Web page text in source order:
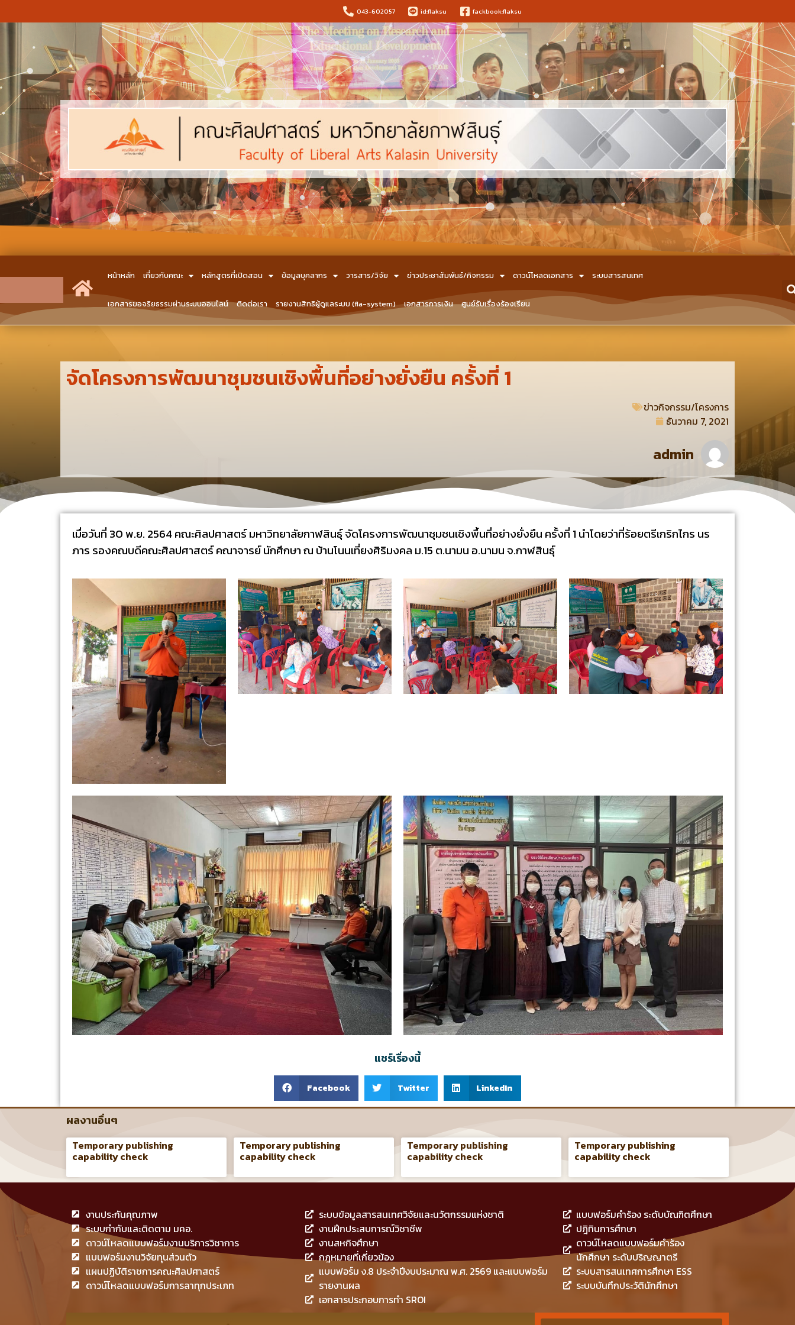
043-602057 id:flaksu fackbook:flaksu
หน้าหลัก เกี่ยวกับคณะ หลักสูตรที่เปิดสอน ข้อมูลบุคลากร วารสาร/วิจัย ข่าวประชาสัมพันธ์/กิจกรรม ดาวน์โหลดเอกสาร ระบบสารสนเทศ
เอกสารขอจริยธรรมผ่านระบบออนไลน์ ติดต่อเรา รายงานสิทธิผู้ดูแลระบบ (fla-system) เอกสารการเงิน ศูนย์รับเรื่องร้องเรียน
จัดโครงการพัฒนาชุมชนเชิงพื้นที่อย่างยั่งยืน ครั้งที่ 1
ข่าวกิจกรรม/โครงการ
ธันวาคม 7, 2021
admin
เมื่อวันที่ 30 พ.ย. 2564 คณะศิลปศาสตร์ มหาวิทยาลัยกาฬสินธุ์ จัดโครงการพัฒนาชุมชนเชิงพื้นที่อย่างยั่งยืน ครั้งที่ 1 นำโดยว่าที่ร้อยตรีเกริกไกร นร
ภาร รองคณบดีคณะศิลปศาสตร์ คณาจารย์ นักศึกษา ณ บ้านโนนเที่ยงศิริมงคล ม.15 ต.นามน อ.นามน จ.กาฬสินธุ์
แชร์เรื่องนี้
Facebook Twitter LinkedIn
ผลงานอื่นๆ
Temporary publishing
capability check
Temporary publishing
capability check
Temporary publishing
capability check
Temporary publishing
capability check
งานประกันคุณภาพ
ระบบกำกับและติดตาม มคอ.
ดาวน์โหลดแบบฟอร์มงานบริการวิชาการ
แบบฟอร์มงานวิจัยทุนส่วนตัว
แผนปฏิบัติราชการคณะศิลปศาสตร์
ดาวน์โหลดแบบฟอร์มการลาทุกประเภท
ระบบข้อมูลสารสนเทศวิจัยและนวัตกรรมแห่งชาติ
งานฝึกประสบการณ์วิชาชีพ
งานสหกิจศึกษา
กฎหมายที่เกี่ยวข้อง
แบบฟอร์ม ง.8 ประจำปีงบประมาณ พ.ศ. 2569 และแบบฟอร์ม
รายงานผล
เอกสารประกอบการทำ SROI
แบบฟอร์มคำร้อง ระดับบัณฑิตศึกษา
ปฎิทินการศึกษา
ดาวน์โหลดแบบฟอร์มคำร้อง
นักศึกษา ระดับปริญญาตรี
ระบบสารสนเทศการศึกษา ESS
ระบบบันทึกประวัตินักศึกษา